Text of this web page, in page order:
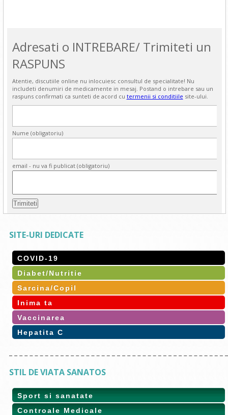
Adresati o INTREBARE/ Trimiteti un
RASPUNS
Atentie, discutiile online nu inlocuiesc consultul de specialitate! Nu
includeti denumiri de medicamente in mesaj. Postand o intrebare sau un
raspuns confirmati ca sunteti de acord cu termenii si conditiile site-ului.
Nume (obligatoriu)
email - nu va fi publicat (obligatoriu)
SITE-URI DEDICATE
COVID-19
Diabet/Nutritie
Sarcina/Copil
Inima ta
Vaccinarea
Hepatita C
STIL DE VIATA SANATOS
Sport si sanatate
Controale Medicale